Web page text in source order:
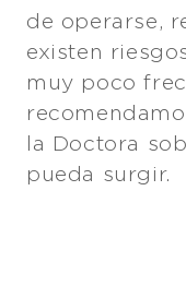
de operarse,
existen
muy poco
la Doctora
pueda surgir.